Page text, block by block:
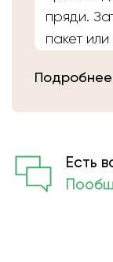
пряди.
пакет
мастера
Подробнее
Есть